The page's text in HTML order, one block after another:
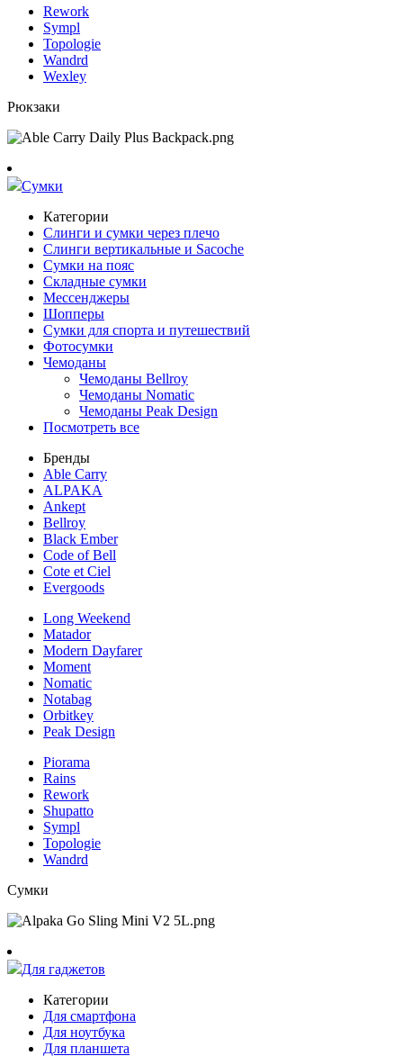
Rework
Sympl
Topologie
Wandrd
Wexley
Рюкзаки
Сумки
Категории
Слинги и сумки через плечо
Слинги вертикальные и Sacoche
Сумки на пояс
Складные сумки
Мессенджеры
Шопперы
Сумки для спорта и путешествий
Фотосумки
Чемоданы
Чемоданы Bellroy
Чемоданы Nomatic
Чемоданы Peak Design
Посмотреть все
Бренды
Able Carry
ALPAKA
Ankept
Bellroy
Black Ember
Code of Bell
Cote et Ciel
Evergoods
Long Weekend
Matador
Modern Dayfarer
Moment
Nomatic
Notabag
Orbitkey
Peak Design
Piorama
Rains
Rework
Shupatto
Sympl
Topologie
Wandrd
Сумки
Для гаджетов
Категории
Для смартфона
Для ноутбука
Для планшета